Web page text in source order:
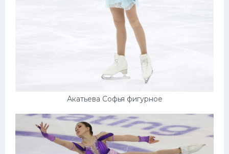
Акатьева Софья фигурное